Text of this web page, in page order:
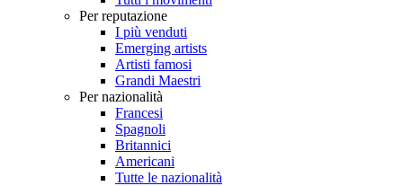
Per reputazione
I più venduti
Emerging artists
Artisti famosi
Grandi Maestri
Per nazionalità
Francesi
Spagnoli
Britannici
Americani
Tutte le nazionalità